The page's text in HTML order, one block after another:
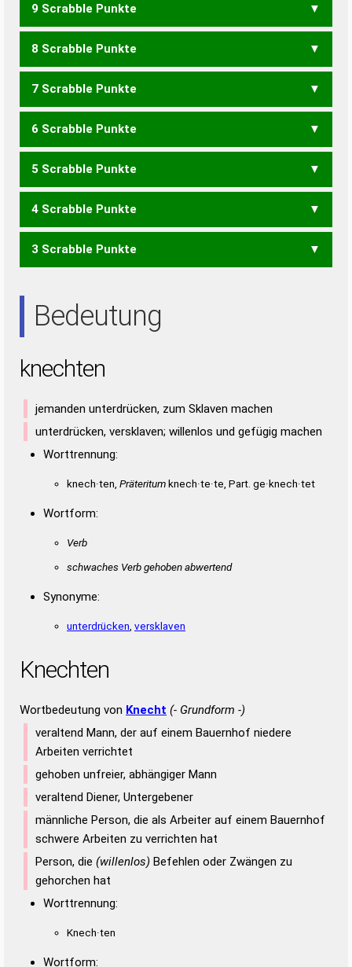
ECKE NECK HENKEN
9 Scrabble Punkte
ECK HENKE HENKT THEKE
8 Scrabble Punkte
EHEC HENK KENNE KENNT
7 Scrabble Punkte
CENT KENN KNET
6 Scrabble Punkte
KEN HENNE
5 Scrabble Punkte
EHEN ENNET ENTEN
4 Scrabble Punkte
EHE ENTE TEEN TENN
3 Scrabble Punkte
Bedeutung
knechten
jemanden unterdrücken, zum Sklaven machen
unterdrücken, versklaven; willenlos und gefügig machen
Worttrennung:
knech·ten, Präteritumknech·te·te, Part. ge·knech·tet
Wortform:
Verb
schwaches Verb gehoben abwertend
Synonyme:
unterdrücken versklaven
Knechten
Wortbedeutung von Knecht (- Grundform -)
veraltend Mann, der auf einem Bauernhof niedere
Arbeiten verrichtet
gehoben unfreier, abhängiger Mann
veraltend Diener, Untergebener
männliche Person, die als Arbeiter auf einem Bauernhof
schwere Arbeiten zu verrichten hat
Person, die (willenlos) Befehlen oder Zwängen zu
gehorchen hat
Worttrennung:
Knech·ten
Wortform: